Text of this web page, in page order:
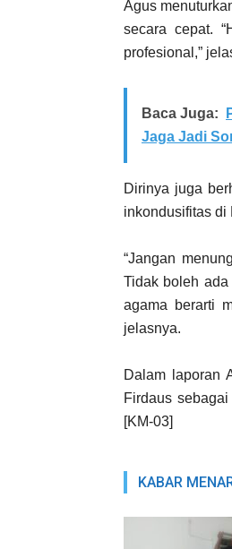
Agus
secara cepat.
profesional,”
Baca Juga:
Jaga Jadi
Dirinya juga
inkondusifitas di
“Jangan
Tidak boleh
agama berarti
jelasnya.
Dalam laporan
Firdaus
[KM-03]
KABAR